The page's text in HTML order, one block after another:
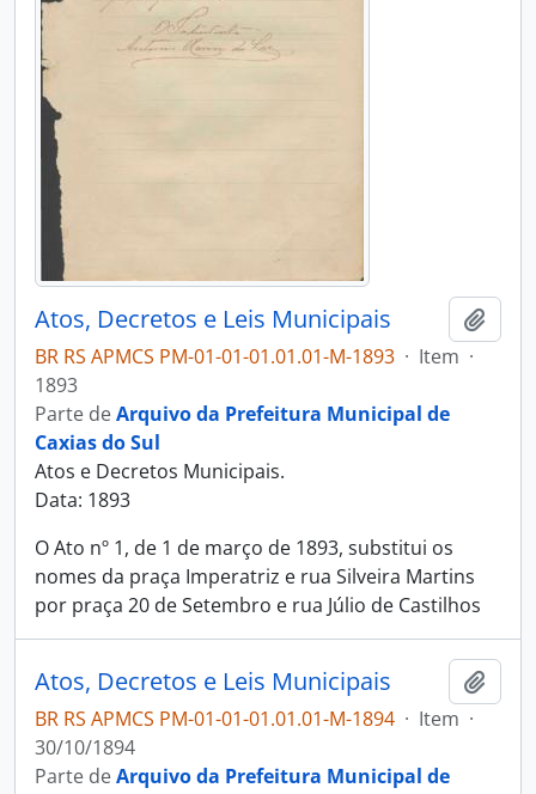
Atos, Decretos e Leis Municipais
BR RS APMCS PM-01-01-01.01.01-M-1893 · Item ·
1893
Parte deArquivo da Prefeitura Municipal de
Caxias do Sul
Atos e Decretos Municipais.
Data: 1893
O Ato nº 1, de 1 de março de 1893, substitui os
nomes da praça Imperatriz e rua Silveira Martins
por praça 20 de Setembro e rua Júlio de Castilhos
Atos, Decretos e Leis Municipais
BR RS APMCS PM-01-01-01.01.01-M-1894 · Item ·
30/10/1894
Parte deArquivo da Prefeitura Municipal de